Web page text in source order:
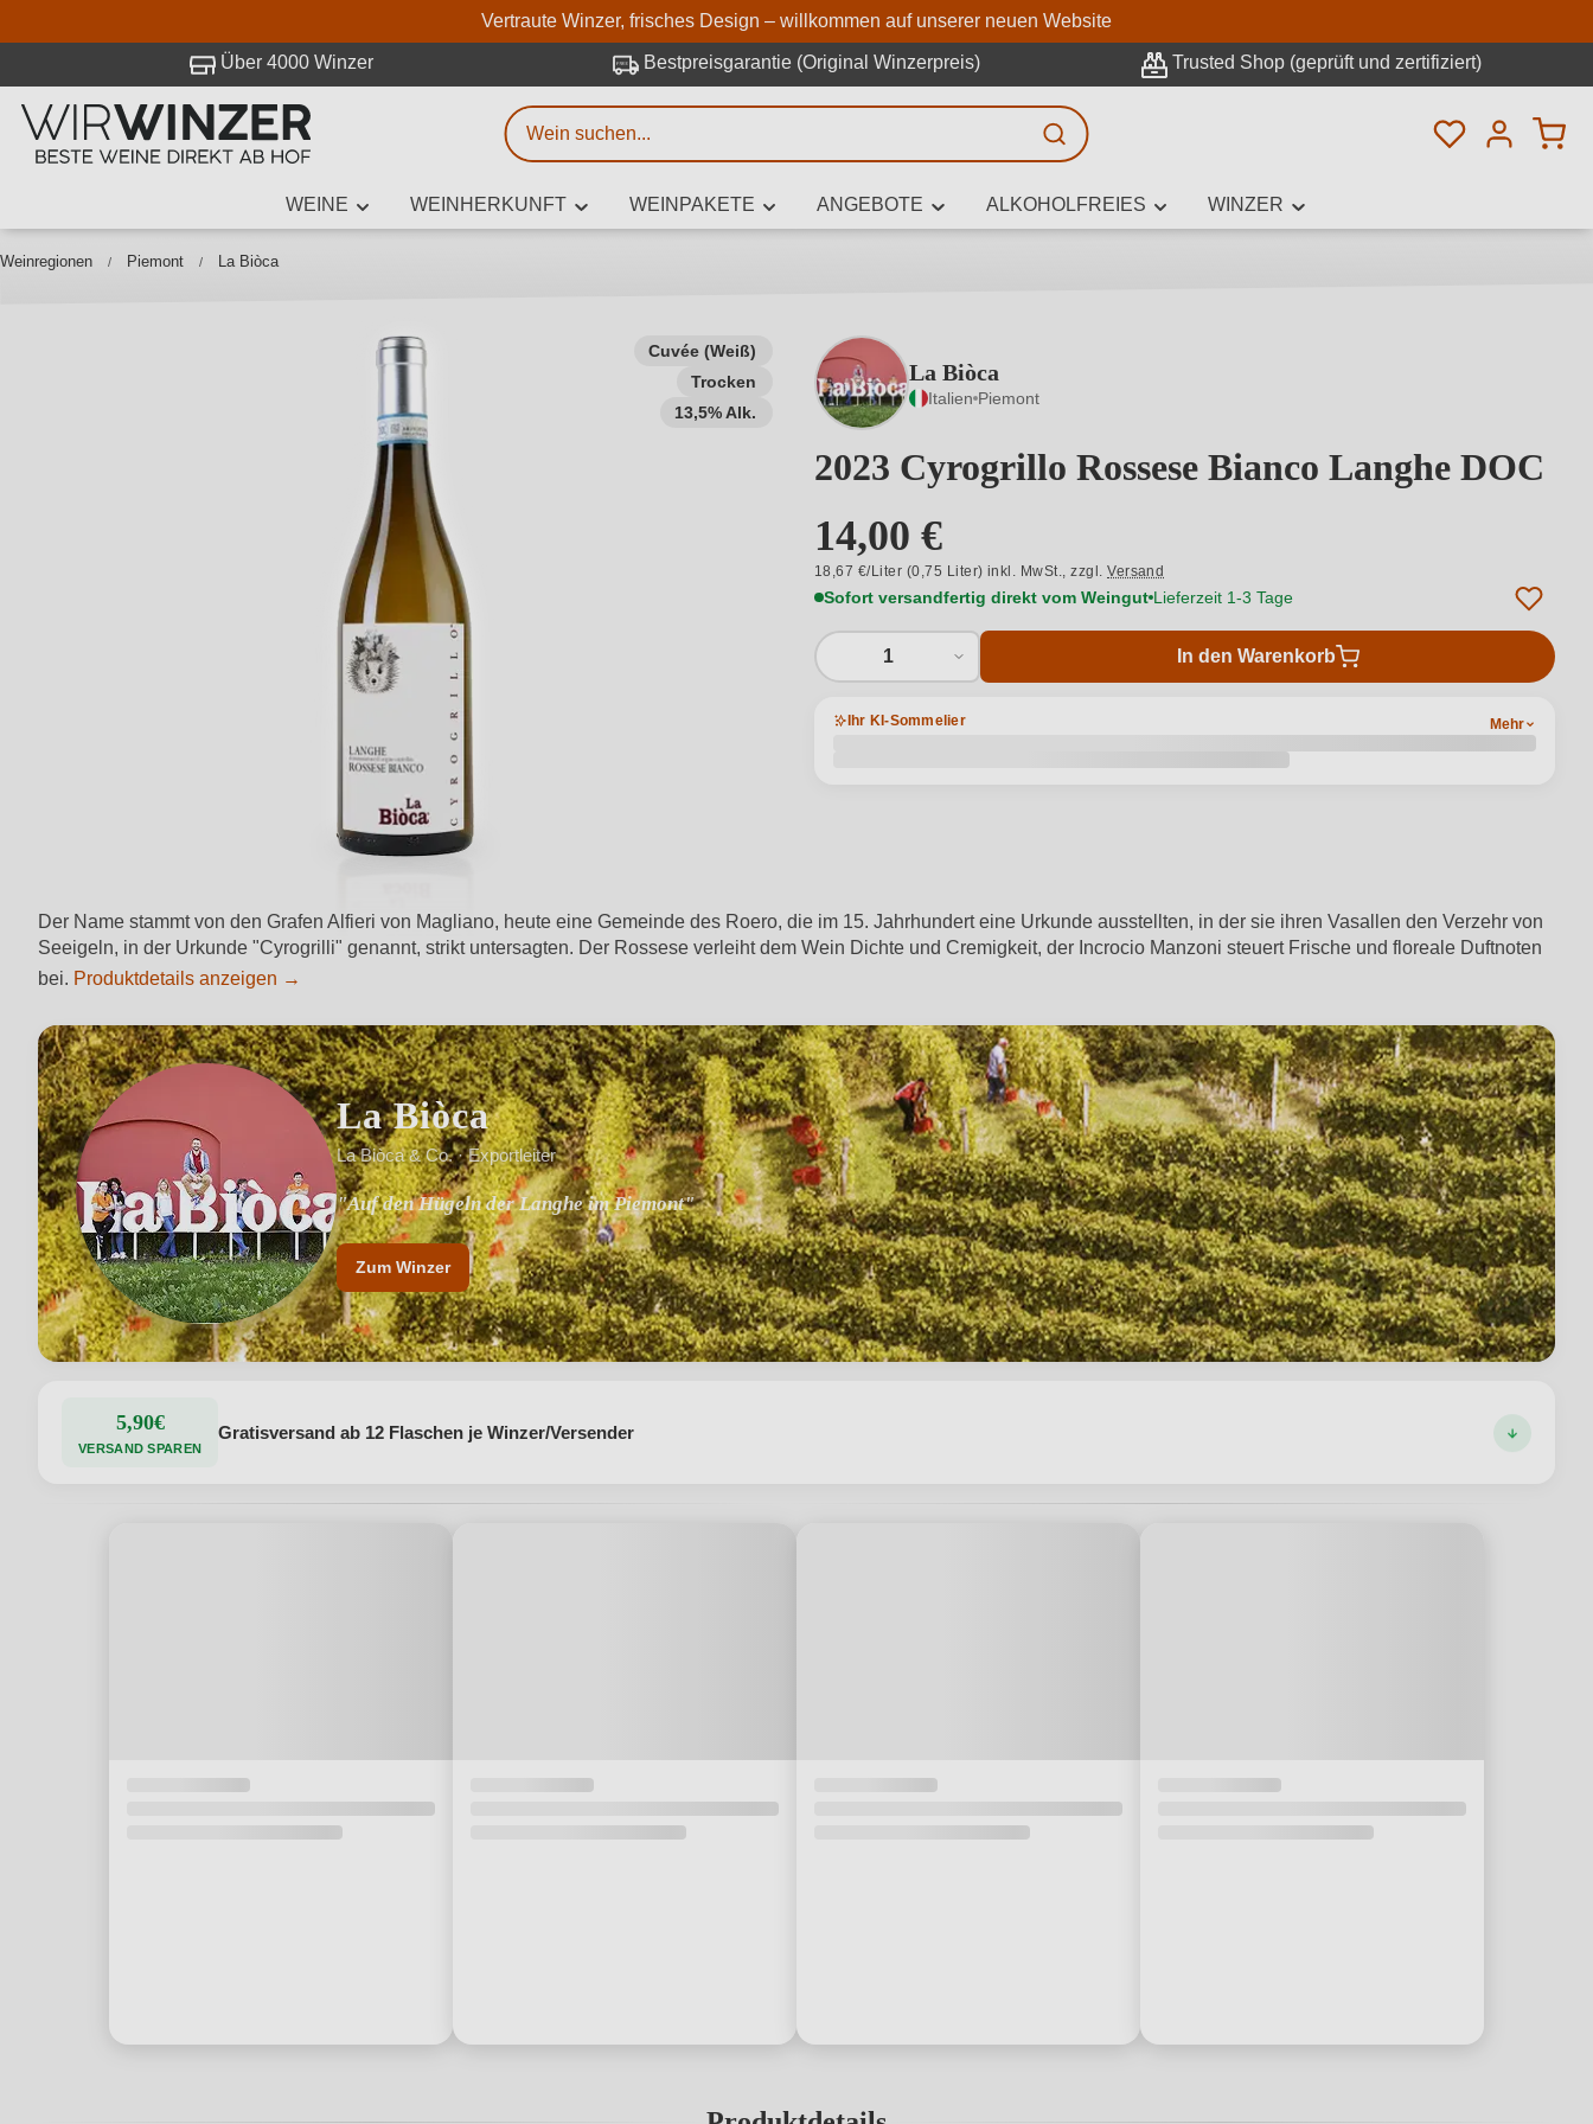
Zum Hauptinhalt springen
Zur Suche springen
Zur Hauptnavigation springen
Vertraute Winzer, frisches Design – willkommen auf unserer neuen Website
Über 4000 Winzer Bestpreisgarantie (Original Winzerpreis) Trusted Shop (geprüft und zertifiziert)
Du hast 0
WEINE WEINHERKUNFT WEINPAKETE ANGEBOTE ALKOHOLFREIES WINZER
Weinregionen Piemont La Biòca
Cuvée (Weiß)
Trocken
13,5% Alk.
La Biòca
Italien Piemont
2023 Cyrogrillo Rossese Bianco Langhe DOC
14,00 €
18,67 €/Liter (0,75 Liter) inkl. MwSt.,zzgl.Versand
Sofort versandfertig direkt vom Weingut Lieferzeit 1-3 Tage
1 In den Warenkorb
Ihr KI-Sommelier Mehr
Der Name stammt von den Grafen Alfieri von Magliano, heute eine Gemeinde des Roero, die im 15. Jahrhundert eine Urkunde ausstellten, in der sie ihren Vasallen den Verzehr von
Seeigeln, in der Urkunde "Cyrogrilli" genannt, strikt untersagten. Der Rossese verleiht dem Wein Dichte und Cremigkeit, der Incrocio Manzoni steuert Frische und floreale Duftnoten
bei. Produktdetails anzeigen →
La Biòca
La Biòca & Co. · Exportleiter
"Auf den Hügeln der Langhe im Piemont"
Zum Winzer
5,90€
VERSAND SPAREN
Gratisversand ab 12 Flaschen je Winzer/Versender
Weinsuche
Mindestens 3 Zeichen eingeben
Erweiterte Suche
Beschreiben Sie, welchen Wein Sie suchen – ob nach Geschmack, Anlass, Weinnamen,
Rebsorte, Region, Winzer oder anderen Kriterien.
bei WirWinzer.